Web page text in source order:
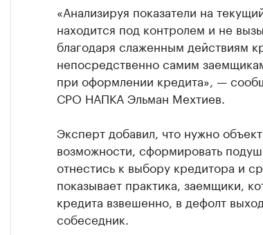
«Анализируя показатели на
находится под контролем и не
благодаря слаженным действиям
непосредственно самим
при оформлении кредита», —
СРО НАПКА Эльман Мехтиев.
Эксперт добавил, что нужно
возможности, сформировать
отнестись к выбору кредитора и
показывает практика, заемщики,
кредита взвешенно, в дефолт
собеседник.